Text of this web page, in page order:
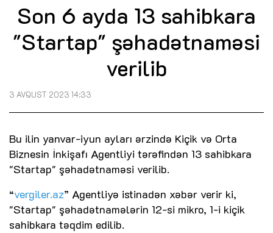
Son 6 ayda 13 sahibkara
"Startap" şəhadətnaməsi
verilib
3 AVQUST 2023 14:33
Bu ilin yanvar-iyun ayları ərzində Kiçik və Orta
Biznesin İnkişafı Agentliyi tərəfindən 13 sahibkara
"Startap" şəhadətnaməsi verilib.
“vergiler.az” Agentliyə istinadən xəbər verir ki,
"Startap" şəhadətnamələrin 12-si mikro, 1-i kiçik
sahibkara təqdim edilib.